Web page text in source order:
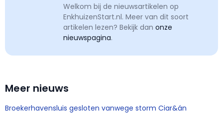
Welkom bij de nieuwsartikelen op
EnkhuizenStart.nl. Meer van dit soort
artikelen lezen? Bekijk dan onze
nieuwspagina.
Meer nieuws
Broekerhavensluis gesloten vanwege storm Ciar&án